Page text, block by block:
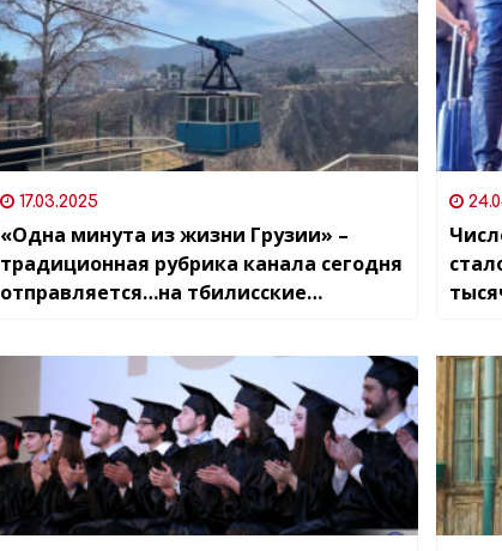
17.03.2025
«Одна минута из жизни Грузии» –
традиционная рубрика канала сегодня
отправляется…на тбилисские
млн$